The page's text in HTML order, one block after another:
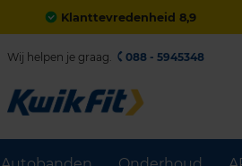
Klanttevredenheid 8,9
Wij helpen je graag. 088 - 5945348